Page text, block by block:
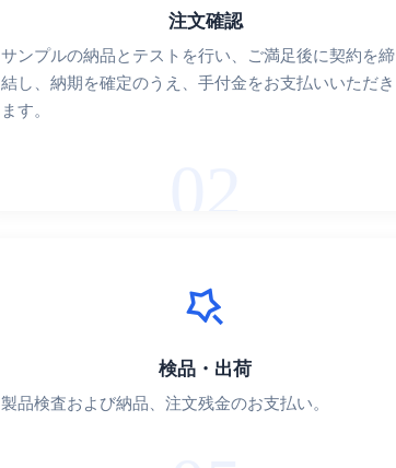
注文確認
サンプルの納品とテストを行い、ご満足後に契約を締
結し、納期を確定のうえ、手付金をお支払いいただき
ます。
検品・出荷
製品検査および納品、注文残金のお支払い。